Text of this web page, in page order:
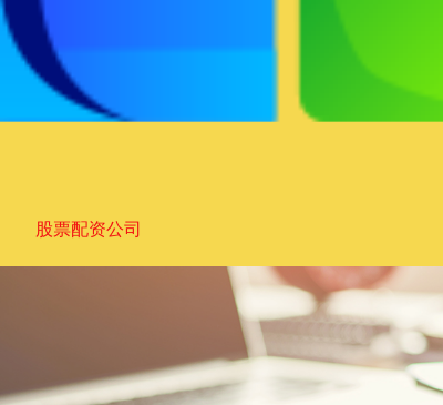
股票配资公司